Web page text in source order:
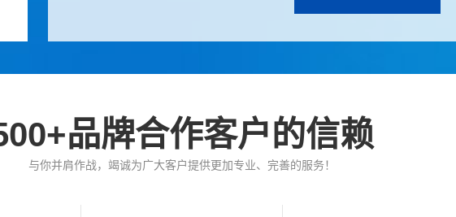
公司严格质量管理，遵循“科学规范、公正客观、准确可靠”的质量方针
UL、德国TUV莱茵、法国EUROFINS、挪威NEMKO、香港机电工程署等
QC、CB、SRRC、FCC、CE、UL、GS、PSE、CE、SASO、RCM、
品牌合作客户的信赖
与你并肩作战，竭诚为广大客户提供更加专业、完善的服务！